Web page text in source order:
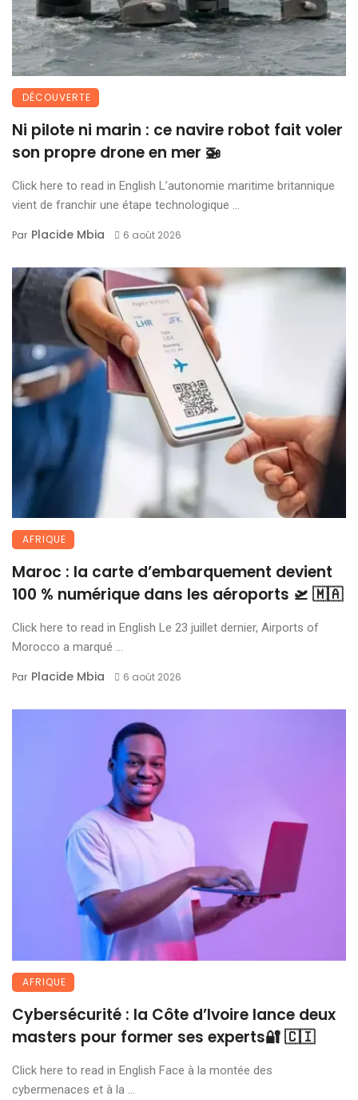
DÉCOUVERTE
Ni pilote ni marin : ce navire robot fait voler
son propre drone en mer 🚁
Click here to read in English L’autonomie maritime britannique
vient de franchir une étape technologique ...
Par Placide Mbia 6 août 2026
AFRIQUE
Maroc : la carte d’embarquement devient
100 % numérique dans les aéroports 🛫 🇲🇦
Click here to read in English Le 23 juillet dernier, Airports of
Morocco a marqué ...
Par Placide Mbia 6 août 2026
AFRIQUE
Cybersécurité : la Côte d’Ivoire lance deux
masters pour former ses experts🔐 🇨🇮
Click here to read in English Face à la montée des
cybermenaces et à la ...